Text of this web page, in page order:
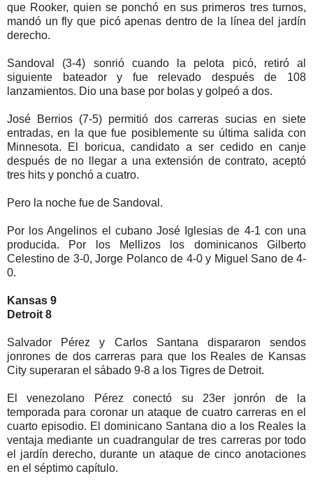
que Rooker, quien se ponchó en sus primeros tres turnos,
mandó un fly que picó apenas dentro de la línea del jardín
derecho.
Sandoval (3-4) sonrió cuando la pelota picó, retiró al
siguiente bateador y fue relevado después de 108
lanzamientos. Dio una base por bolas y golpeó a dos.
José Berrios (7-5) permitió dos carreras sucias en siete
entradas, en la que fue posiblemente su última salida con
Minnesota. El boricua, candidato a ser cedido en canje
después de no llegar a una extensión de contrato, aceptó
tres hits y ponchó a cuatro.
Pero la noche fue de Sandoval.
Por los Angelinos el cubano José Iglesias de 4-1 con una
producida. Por los Mellizos los dominicanos Gilberto
Celestino de 3-0, Jorge Polanco de 4-0 y Miguel Sano de 4-
0.
Kansas 9
Detroit 8
Salvador Pérez y Carlos Santana dispararon sendos
jonrones de dos carreras para que los Reales de Kansas
City superaran el sábado 9-8 a los Tigres de Detroit.
El venezolano Pérez conectó su 23er jonrón de la
temporada para coronar un ataque de cuatro carreras en el
cuarto episodio. El dominicano Santana dio a los Reales la
ventaja mediante un cuadrangular de tres carreras por todo
el jardín derecho, durante un ataque de cinco anotaciones
en el séptimo capítulo.